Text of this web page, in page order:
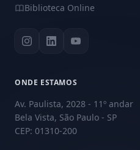
Biblioteca Online
ONDE ESTAMOS
Av. Paulista, 2028 - 11º andar
Bela Vista, São Paulo - SP
CEP: 01310-200